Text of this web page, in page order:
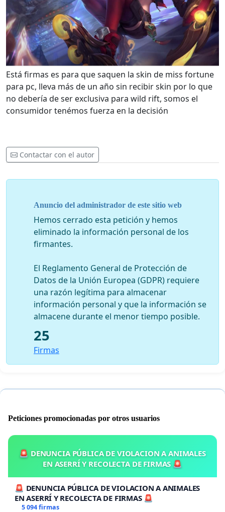
Está firmas es para que saquen la skin de miss fortune
para pc, lleva más de un año sin recibir skin por lo que
no debería de ser exclusiva para wild rift, somos el
consumidor tenémos fuerza en la decisión
Contactar con el autor
Anuncio del administrador de este sitio web
Hemos cerrado esta petición y hemos
eliminado la información personal de los
firmantes.
El Reglamento General de Protección de
Datos de la Unión Europea (GDPR) requiere
una razón legítima para almacenar
información personal y que la información se
almacene durante el menor tiempo posible.
25
Firmas
Peticiones promocionadas por otros usuarios
🚨 DENUNCIA PÚBLICA DE VIOLACION A ANIMALES
EN ASERRÍ Y RECOLECTA DE FIRMAS 🚨
🚨 DENUNCIA PÚBLICA DE VIOLACION A ANIMALES
EN ASERRÍ Y RECOLECTA DE FIRMAS 🚨
5 094 firmas